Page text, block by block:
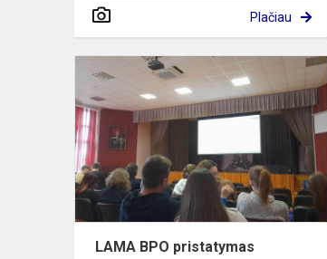
Plačiau
LAMA BPO pristatymas